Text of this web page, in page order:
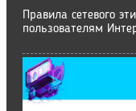
Правила сетевого
пользователям